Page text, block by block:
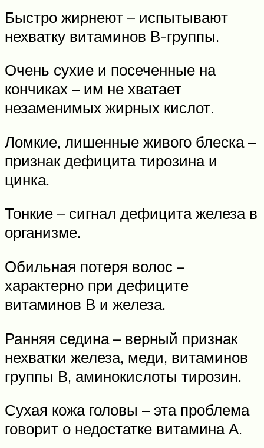
Быстро жирнеют – испытывают
нехватку витаминов В-группы.
Очень сухие и посеченные на
кончиках – им не хватает
незаменимых жирных кислот.
Ломкие, лишенные живого блеска –
признак дефицита тирозина и
цинка.
Тонкие – сигнал дефицита железа в
организме.
Обильная потеря волос –
характерно при дефиците
витаминов В и железа.
Ранняя седина – верный признак
нехватки железа, меди, витаминов
группы В, аминокислоты тирозин.
Сухая кожа головы – эта проблема
говорит о недостатке витамина А.